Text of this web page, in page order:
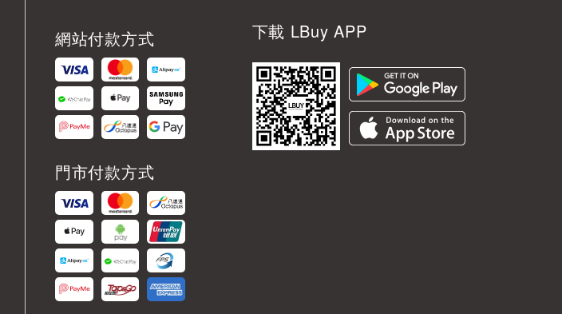
網站付款方式
門市付款方式
下載 LBuy APP